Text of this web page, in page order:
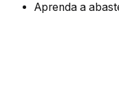
Aprenda a